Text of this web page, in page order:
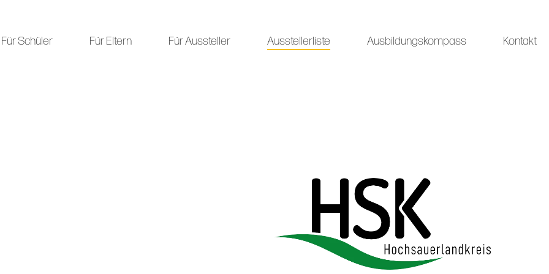
Für Schüler Für Eltern Für Aussteller Ausstellerliste Ausbildungskompass Kontakt